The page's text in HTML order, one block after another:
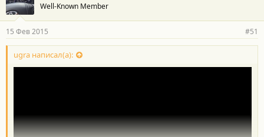
Well-Known Member
15 Фев 2015 #51
ugra написал(а):